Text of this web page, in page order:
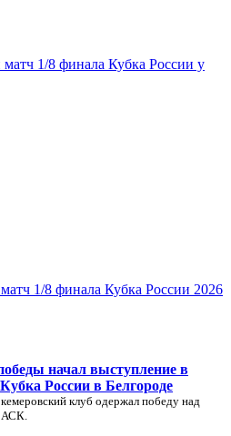
1/8 финала Кубка России у
1/8 финала Кубка России 2026
начал выступление в
России в Белгороде
клуб одержал победу над
АСК.